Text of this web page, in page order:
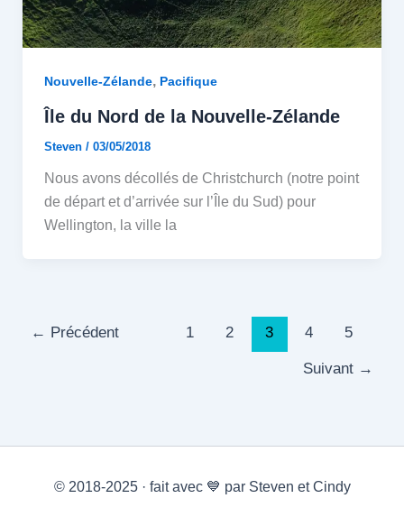
Nouvelle-Zélande, Pacifique
Île du Nord de la Nouvelle-Zélande
Steven / 03/05/2018
Nous avons décollés de Christchurch (notre point
de départ et d’arrivée sur l’Île du Sud) pour
Wellington, la ville la
← Précédent 1 2 3 4 5
Suivant →
© 2018-2025 · fait avec 💙 par Steven et Cindy